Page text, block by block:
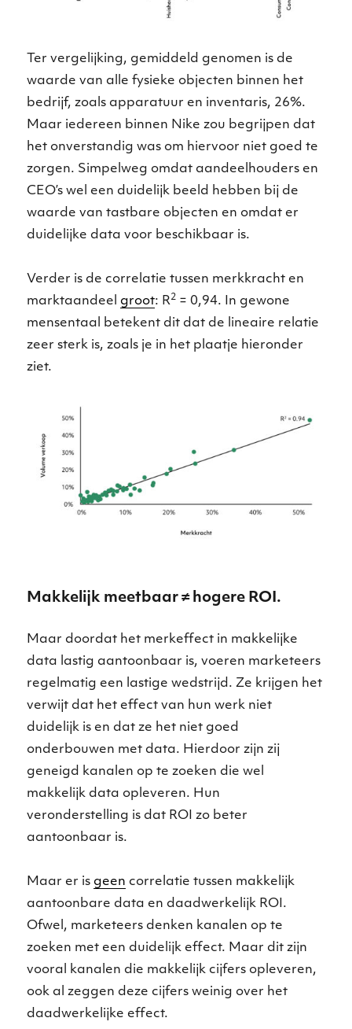
Ter vergelijking, gemiddeld genomen is de
waarde van alle fysieke objecten binnen het
bedrijf, zoals apparatuur en inventaris, 26%.
Maar iedereen binnen Nike zou begrijpen dat
het onverstandig was om hiervoor niet goed te
zorgen. Simpelweg omdat aandeelhouders en
CEO’s wel een duidelijk beeld hebben bij de
waarde van tastbare objecten en omdat er
duidelijke data voor beschikbaar is.
Verder is de correlatie tussen merkkracht en
marktaandeel groot: R2 = 0,94. In gewone
mensentaal betekent dit dat de lineaire relatie
zeer sterk is, zoals je in het plaatje hieronder
ziet.
Makkelijk meetbaar ≠ hogere ROI.
Maar doordat het merkeffect in makkelijke
data lastig aantoonbaar is, voeren marketeers
regelmatig een lastige wedstrijd. Ze krijgen het
verwijt dat het effect van hun werk niet
duidelijk is en dat ze het niet goed
onderbouwen met data. Hierdoor zijn zij
geneigd kanalen op te zoeken die wel
makkelijk data opleveren. Hun
veronderstelling is dat ROI zo beter
aantoonbaar is.
Maar er is geen correlatie tussen makkelijk
aantoonbare data en daadwerkelijk ROI.
Ofwel, marketeers denken kanalen op te
zoeken met een duidelijk effect. Maar dit zijn
vooral kanalen die makkelijk cijfers opleveren,
ook al zeggen deze cijfers weinig over het
daadwerkelijke effect.